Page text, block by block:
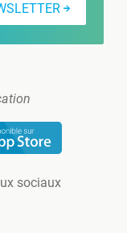
sociaux